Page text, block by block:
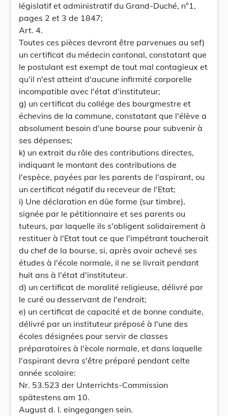
législatif et administratif du Grand-Duché, n°1,
pages 2 et 3 de 1847;
Art. 4.
Toutes ces pièces devront être parvenues au sef)
un certificat du médecin cantonal, constatant que
le postulant est exempt de tout mal contagieux et
qu'il n'est atteint d'aucune infirmité corporelle
incompatible avec l'état d'instituteur;
g) un certificat du collége des bourgmestre et
échevins de la commune, constatant que l'élève a
absolument besoin d'une bourse pour subvenir à
ses dépenses;
k) un extrait du rôle des contributions directes,
indiquant le montant des contributions de
l'espèce, payées par les parents de l'aspirant, ou
un certificat négatif du receveur de l'Etat;
i) Une déclaration en düe forme (sur timbre),
signée par le pétitionnaire et ses parents ou
tuteurs, par laquelle ils s'obligent solidairement à
restituer à l'Etat tout ce que l'impétrant toucherait
du chef de la bourse, si, après avoir achevé ses
études à l'école normale, il ne se livrait pendant
huit ans à l'état d'instituteur.
d) un certificat de moralité religieuse, délivré par
le curé ou desservant de l'endroit;
e) un certificat de capacité et de bonne conduite,
délivré par un instituteur préposé à l'une des
écoles désignées pour servir de classes
préparatoires à l'ècole normale, et dans laquelle
l'aspirant devra s'être préparé pendant celte
année scolaire:
Nr. 53.523 der Unterrichts-Commission
spätestens am 10.
August d. I. eingegangen sein.